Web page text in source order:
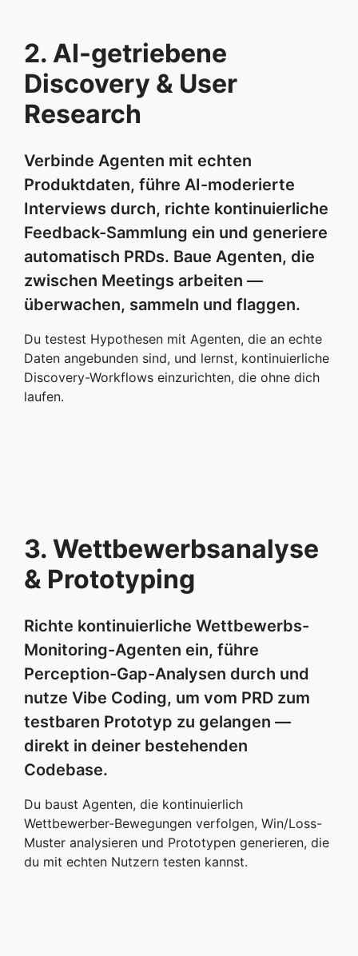
2. AI-getriebene
Discovery & User
Research
Verbinde Agenten mit echten
Produktdaten, führe AI-moderierte
Interviews durch, richte kontinuierliche
Feedback-Sammlung ein und generiere
automatisch PRDs. Baue Agenten, die
zwischen Meetings arbeiten —
überwachen, sammeln und flaggen.
Du testest Hypothesen mit Agenten, die an echte
Daten angebunden sind, und lernst, kontinuierliche
Discovery-Workflows einzurichten, die ohne dich
laufen.
3. Wettbewerbsanalyse
& Prototyping
Richte kontinuierliche Wettbewerbs-
Monitoring-Agenten ein, führe
Perception-Gap-Analysen durch und
nutze Vibe Coding, um vom PRD zum
testbaren Prototyp zu gelangen —
direkt in deiner bestehenden
Codebase.
Du baust Agenten, die kontinuierlich
Wettbewerber-Bewegungen verfolgen, Win/Loss-
Muster analysieren und Prototypen generieren, die
du mit echten Nutzern testen kannst.